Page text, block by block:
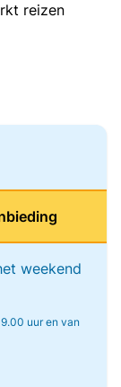
reizen
weekend
uur en van